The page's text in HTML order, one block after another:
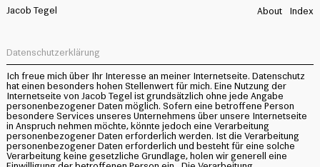
About Index
Jacob Tegel
Datenschutzerklärung
Ich freue mich über Ihr Interesse an meiner Internetseite. Datenschutz
hat einen besonders hohen Stellenwert für mich. Eine Nutzung der
Internetseite von Jacob Tegel ist grundsätzlich ohne jede Angabe
personenbezogener Daten möglich. Sofern eine betroffene Person
besondere Services unseres Unternehmens über unsere Internetseite
in Anspruch nehmen möchte, könnte jedoch eine Verarbeitung
personenbezogener Daten erforderlich werden. Ist die Verarbeitung
personenbezogener Daten erforderlich und besteht für eine solche
Verarbeitung keine gesetzliche Grundlage, holen wir generell eine